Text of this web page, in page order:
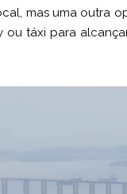
mas uma outra
táxi para